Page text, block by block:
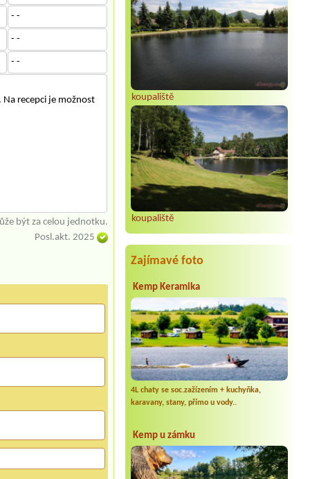
koupaliště
koupaliště
Zajímavé foto
Kemp Keramika
4L chaty se soc.zažízením + kuchyňka,
karavany, stany, přímo u vody..
Kemp u zámku
- -
- -
- -
recepci je možnost
být za celou jednotku.
Posl.akt. 2025